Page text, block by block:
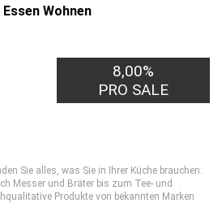
Wohnen
8,00%
PRO SALE
Sie alles, was Sie in Ihrer Küche brauchen.
Messer und Bräter bis zum Tee- und
Produkte von bekannten Marken